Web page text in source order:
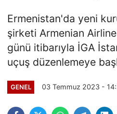
Ermenistan'da yeni
şirketi Armenian
günü itibarıyla İGA
uçuş düzenlemeye
GENEL 03 Temmuz 2023 -